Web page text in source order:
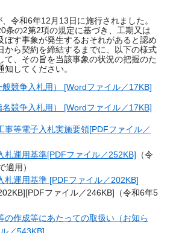
令和6年12月13日に施行されました。
条の2第2項の規定に基づき、工期又は
ぼす事象が発生するおそれがあると認め
から契約を締結するまでに、以下の様式
て、その旨を当該事象の状況の把握のた
してください。
競争入札用） [Wordファイル／17KB]
競争入札用） [Wordファイル／17KB]
事等電子入札実施要領[PDFファイル／
札運用基準[PDFファイル／252KB] （令
適用）
札運用基準 [PDFファイル／202KB]
ファイル／246KB]（令和6年5
の作成等にあたっての取扱い（お知ら
／543KB]